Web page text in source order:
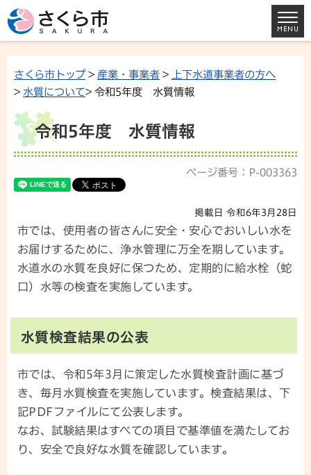
さくら市トップ> 産業・事業者 >
上下水道事業者の方へ
> 水質について> 令和5年度 水質情報
令和5年度 水質情報
ページ番号：P-003363
掲載日 令和6年3月28日
市では、使用者の皆さんに安全・安心でおいしい水を
お届けするために、浄水管理に万全を期しています。
水道水の水質を良好に保つため、定期的に給水栓（蛇
口）水等の検査を実施しています。
水質検査結果の公表
市では、令和5年3月に策定した水質検査計画に基づ
き、毎月水質検査を実施しています。検査結果は、下
記PDFファイルにて公表します。
なお、試験結果はすべての項目で基準値を満たしてお
り、安全で良好な水質を確認しています。